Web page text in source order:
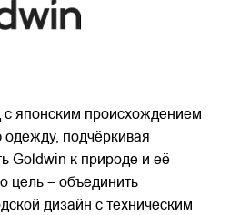
японским происхождением
одежду, подчёркивая
Goldwin к природе и её
цель – объединить
дизайн с техническим